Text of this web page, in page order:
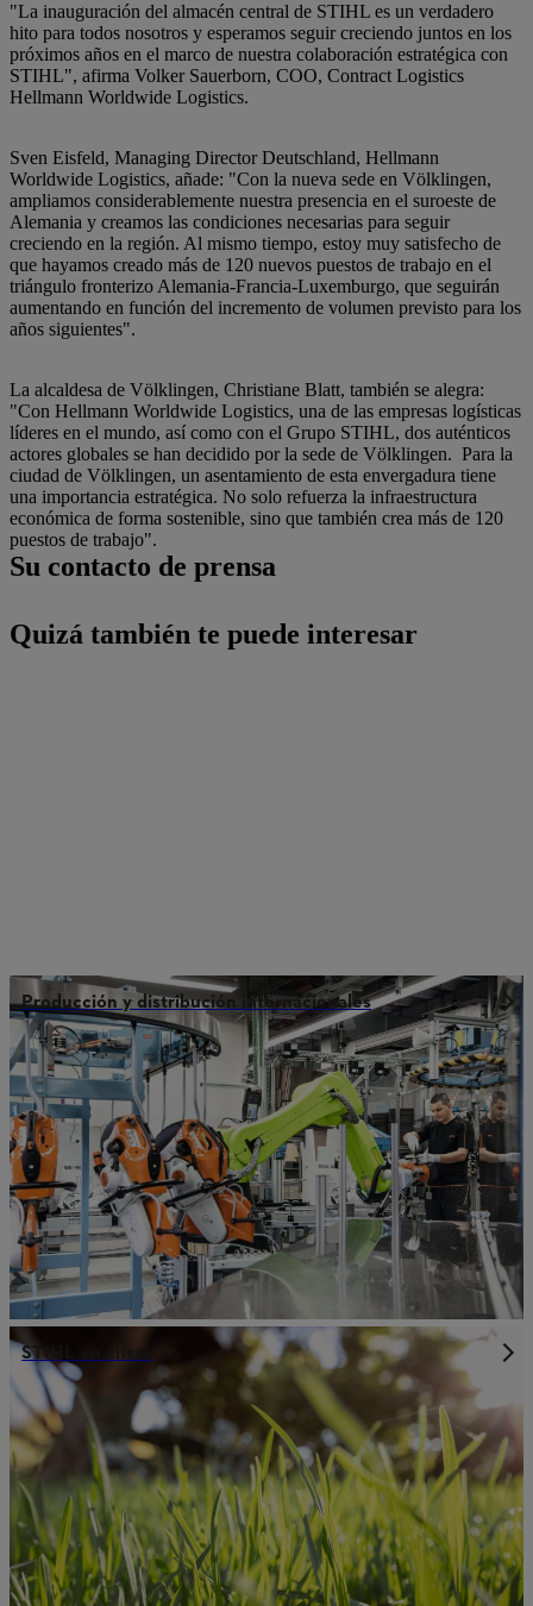
"La inauguración del almacén central de STIHL es un verdadero
hito para todos nosotros y esperamos seguir creciendo juntos en los
próximos años en el marco de nuestra colaboración estratégica con
STIHL", afirma Volker Sauerborn, COO, Contract Logistics
Hellmann Worldwide Logistics.
Sven Eisfeld, Managing Director Deutschland, Hellmann
Worldwide Logistics, añade: "Con la nueva sede en Völklingen,
ampliamos considerablemente nuestra presencia en el suroeste de
Alemania y creamos las condiciones necesarias para seguir
creciendo en la región. Al mismo tiempo, estoy muy satisfecho de
que hayamos creado más de 120 nuevos puestos de trabajo en el
triángulo fronterizo Alemania-Francia-Luxemburgo, que seguirán
aumentando en función del incremento de volumen previsto para los
años siguientes".
La alcaldesa de Völklingen, Christiane Blatt, también se alegra:
"Con Hellmann Worldwide Logistics, una de las empresas logísticas
líderes en el mundo, así como con el Grupo STIHL, dos auténticos
actores globales se han decidido por la sede de Völklingen. Para la
ciudad de Völklingen, un asentamiento de esta envergadura tiene
una importancia estratégica. No solo refuerza la infraestructura
económica de forma sostenible, sino que también crea más de 120
puestos de trabajo".
Su contacto de prensa
Quizá también te puede interesar
Producción y distribución internacionales
STIHL en cifras